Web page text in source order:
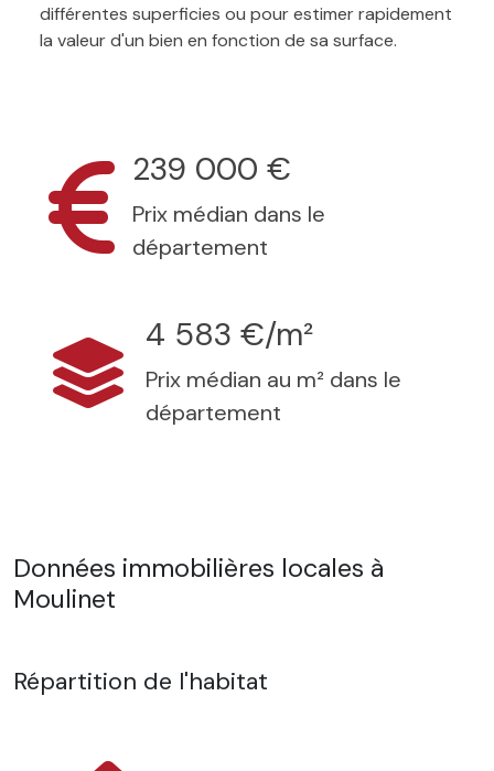
différentes superficies ou pour estimer rapidement
la valeur d'un bien en fonction de sa surface.
239 000 €
Prix médian dans le
département
4 583 €/m²
Prix médian au m² dans le
département
Données immobilières locales à
Moulinet
Répartition de l'habitat